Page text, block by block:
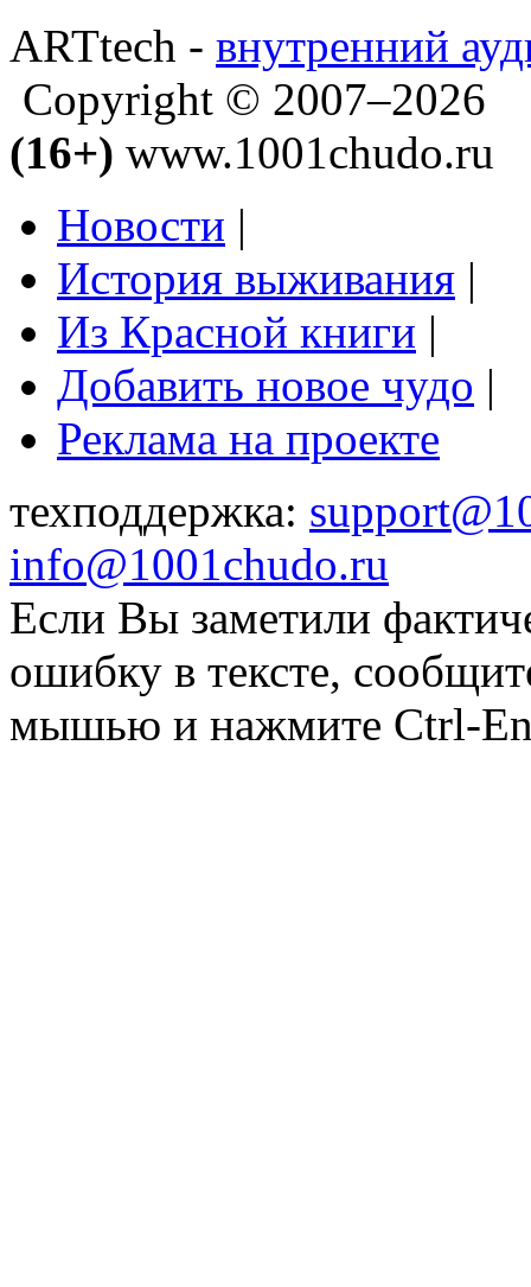
ARTtech - внутренний
Copyright © 2007–2026
(16+) www.1001chudo.ru
Новости |
История выживания |
Из Красной книги |
Добавить новое чудо |
Реклама на проекте
техподдержка:
info@1001chudo.ru
Если Вы заметили
ошибку в тексте,
мышью и нажмите Ctrl-